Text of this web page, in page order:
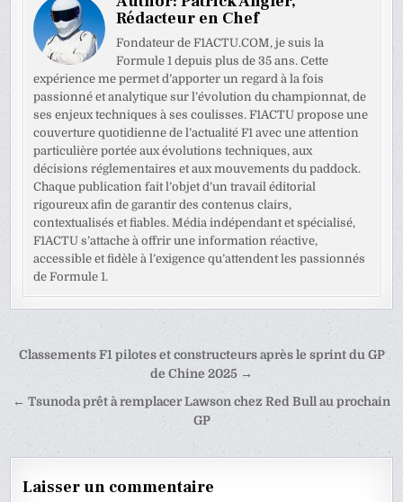
Rédacteur en Chef
Fondateur de F1ACTU.COM, je suis la
Formule 1 depuis plus de 35 ans. Cette
expérience me permet d’apporter un regard à la fois
passionné et analytique sur l’évolution du championnat, de
ses enjeux techniques à ses coulisses. F1ACTU propose une
couverture quotidienne de l’actualité F1 avec une attention
particulière portée aux évolutions techniques, aux
décisions réglementaires et aux mouvements du paddock.
Chaque publication fait l’objet d’un travail éditorial
rigoureux afin de garantir des contenus clairs,
contextualisés et fiables. Média indépendant et spécialisé,
F1ACTU s’attache à offrir une information réactive,
accessible et fidèle à l’exigence qu’attendent les passionnés
de Formule 1.
Navigation
l’article
Classements F1 pilotes et constructeurs après le sprint du GP
de Chine 2025 →
← Tsunoda prêt à remplacer Lawson chez Red Bull au prochain
GP
Laisser un commentaire